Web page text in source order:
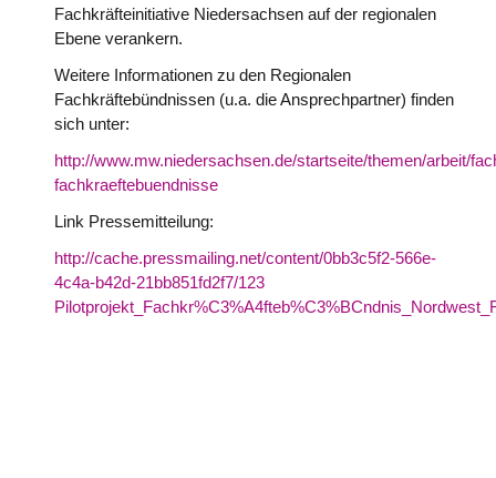
Fachkräfteinitiative Niedersachsen auf der regionalen
Ebene verankern.
Weitere Informationen zu den Regionalen
Fachkräftebündnissen (u.a. die Ansprechpartner) finden
sich unter:
http://www.mw.niedersachsen.de/startseite/themen/arbeit/
fachkraeftebuendnisse
Link Pressemitteilung:
http://cache.pressmailing.net/content/0bb3c5f2-566e-
4c4a-b42d-21bb851fd2f7/123